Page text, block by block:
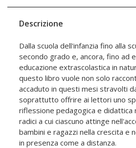
Descrizione
Dalla scuola dell'infanzia fino alla
secondo grado e, ancora, fino ad
educazione extrascolastica in
questo libro vuole non solo
accaduto in questi mesi stravolti
soprattutto offrire ai lettori uno
riflessione pedagogica e didattica
radici a cui ciascuno attinge
bambini e ragazzi nella crescita e
in presenza come a distanza.